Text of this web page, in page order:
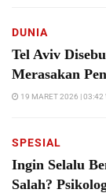
DUNIA
Tel Aviv
Merasakan
19 MARET 2026 | 03:42
SPESIAL
Ingin Selalu
Salah?